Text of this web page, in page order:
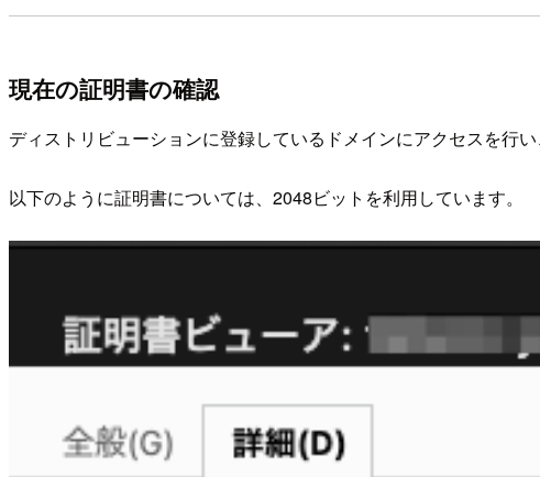
現在の証明書の確認
ディストリビューションに登録しているドメインにアクセスを行
以下のように証明書については、2048ビットを利用しています。